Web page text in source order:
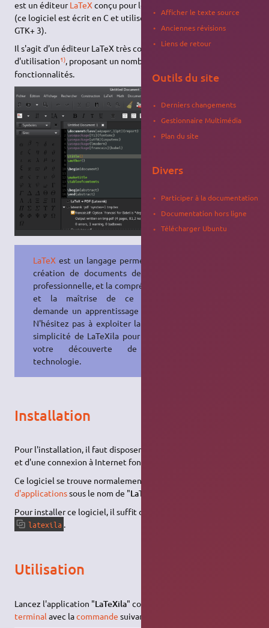
est un éditeurLaTeX conçu pour les environnements
(ce logiciel est écrit en C et utilise la bibliothèque graphique
GTK+ 3).
Il s'agit d'un éditeur LaTeX très complet et simple
d'utilisation1), proposant un nombre important de
fonctionnalités.
LaTeX est un langage permettant la
création de documents de qualité
professionnelle, et la compréhension
et la maîtrise de ce langage
demande un apprentissage notable.
N'hésitez pas à exploiter la relative
simplicité de LaTeXila pour faciliter
votre découverte de cette
technologie.
Installation
Pour l'installation, il faut disposer des
et d'une connexion à Internet fonctionnelle et active.
Ce logiciel se trouve normalement dans le
d'applicationssous le nom de "LaTeXila
Pour installer ce logiciel, il suffit donc d'
latexila .
Utilisation
Lancez l'application "LaTeXila" comme indiqué
terminal avec lacommande suivante :
Afficher le texte source
Anciennes révisions
Liens de retour
Outils du site
Derniers changements
Gestionnaire Multimédia
Plan du site
Divers
Participer à la documentation
Documentation hors ligne
Télécharger Ubuntu